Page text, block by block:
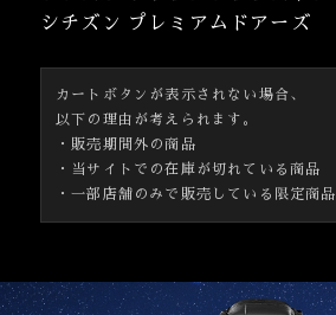
シチズン プレミアムドアーズ
カートボタンが表示されない場合、
以下の理由が考えられます。
・販売期間外の商品
・当サイトでの在庫が切れている商品
・一部店舗のみで販売している限定商品